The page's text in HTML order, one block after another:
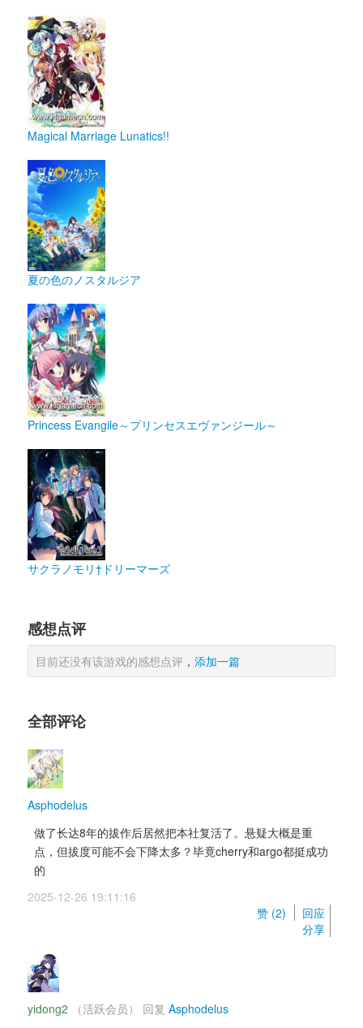
Magical Marriage Lunatics!!
夏の色のノスタルジア
Princess Evangile～プリンセスエヴァンジール～
サクラノモリ†ドリーマーズ
感想点评
目前还没有该游戏的感想点评 ， 添加一篇
全部评论
Asphodelus
做了长达8年的拔作后居然把本社复活了。悬疑大概是重
点，但拔度可能不会下降太多？毕竟cherry和argo都挺成功
的
2025-12-26 19:11:16
赞 (2)
回应
分享
yidong2 （活跃会员） 回复 Asphodelus